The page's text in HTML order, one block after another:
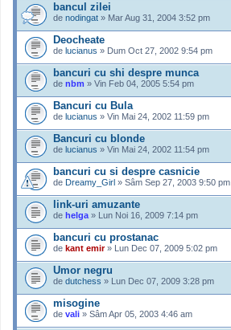
bancul zilei
de nodingat » Mar Aug 31, 2004 3:52 pm
Deocheate
de lucianus » Dum Oct 27, 2002 9:54 pm
bancuri cu shi despre munca
de nbm » Vin Feb 04, 2005 5:54 pm
Bancuri cu Bula
de lucianus » Vin Mai 24, 2002 11:59 pm
Bancuri cu blonde
de lucianus » Vin Mai 24, 2002 11:54 pm
bancuri cu si despre casnicie
de Dreamy_Girl » Sâm Sep 27, 2003 9:50 pm
link-uri amuzante
de helga » Lun Noi 16, 2009 7:14 pm
bancuri cu prostanac
de kant emir» Lun Dec 07, 2009 5:02 pm
Umor negru
de dutchess » Lun Dec 07, 2009 3:28 pm
misogine
de vali » Sâm Apr 05, 2003 4:46 am